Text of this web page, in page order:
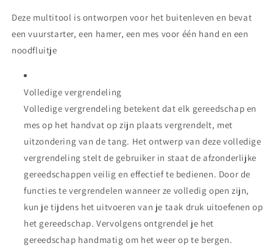
Deze multitool is ontworpen voor het buitenleven en bevat
een vuurstarter, een hamer, een mes voor één hand en een
noodfluitje
Volledige vergrendeling
Volledige vergrendeling betekent dat elk gereedschap en
mes op het handvat op zijn plaats vergrendelt, met
uitzondering van de tang. Het ontwerp van deze volledige
vergrendeling stelt de gebruiker in staat de afzonderlijke
gereedschappen veilig en effectief te bedienen. Door de
functies te vergrendelen wanneer ze volledig open zijn,
kun je tijdens het uitvoeren van je taak druk uitoefenen op
het gereedschap. Vervolgens ontgrendel je het
gereedschap handmatig om het weer op te bergen.